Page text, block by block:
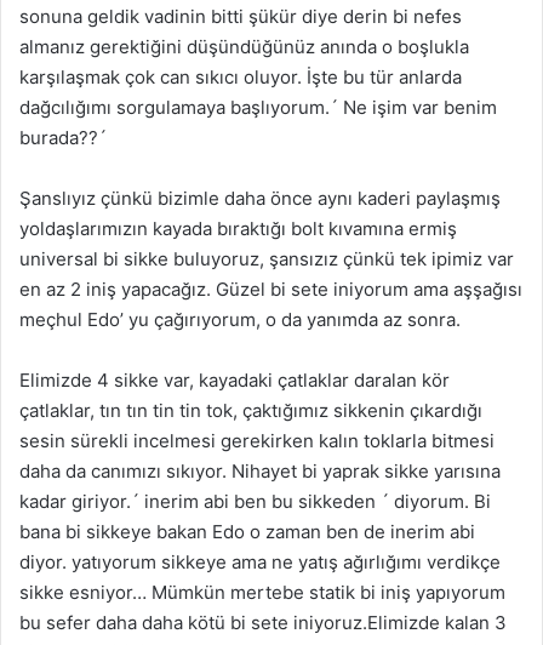
sonuna geldik vadinin bitti şükür diye derin bi nefes
almanız gerektiğini düşündüğünüz anında o boşlukla
karşılaşmak çok can sıkıcı oluyor. İşte bu tür anlarda
dağcılığımı sorgulamaya başlıyorum.´ Ne işim var benim
burada??´
Şanslıyız çünkü bizimle daha önce aynı kaderi paylaşmış
yoldaşlarımızın kayada bıraktığı bolt kıvamına ermiş
universal bi sikke buluyoruz, şansızız çünkü tek ipimiz var
en az 2 iniş yapacağız. Güzel bi sete iniyorum ama aşşağısı
meçhul Edo’ yu çağırıyorum, o da yanımda az sonra.
Elimizde 4 sikke var, kayadaki çatlaklar daralan kör
çatlaklar, tın tın tin tin tok, çaktığımız sikkenin çıkardığı
sesin sürekli incelmesi gerekirken kalın toklarla bitmesi
daha da canımızı sıkıyor. Nihayet bi yaprak sikke yarısına
kadar giriyor.´ inerim abi ben bu sikkeden ´ diyorum. Bi
bana bi sikkeye bakan Edo o zaman ben de inerim abi
diyor. yatıyorum sikkeye ama ne yatış ağırlığımı verdikçe
sikke esniyor… Mümkün mertebe statik bi iniş yapıyorum
bu sefer daha daha kötü bi sete iniyoruz.Elimizde kalan 3